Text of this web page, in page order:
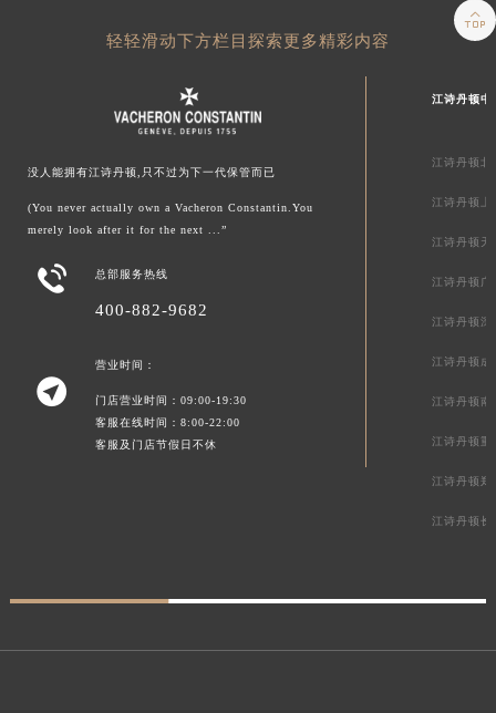
轻轻滑动下方栏目探索更多精彩内容
没人能拥有江诗丹顿,只不过为下一代保管而已
(You never actually own a Vacheron Constantin.You
merely look after it for the next ...”
 总部服务热线
400-882-9682

营业时间：
门店营业时间：09:00-19:30
客服在线时间：8:00-22:00
客服及门店节假日不休
江诗丹顿中
江诗丹顿北
江诗丹顿上
江诗丹顿天
江诗丹顿广
江诗丹顿深
江诗丹顿成
江诗丹顿南
江诗丹顿重
江诗丹顿郑
江诗丹顿长
